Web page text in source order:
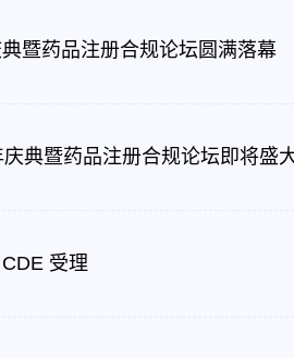
暨药品注册合规论坛圆满落幕
典暨药品注册合规论坛即将盛
受理